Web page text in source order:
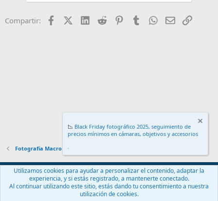
Compartir: FacebookX (Twitter)
LinkedIn
Reddit PinterestTumblr WhatsApp
EmailEnlace
Fotografía Macro
Español (ES)
Contáctanos
Términos y reglas Política de privacidad
Ayuda
📉 Black Friday fotográfico 2025, seguimiento de
precios mínimos en cámaras, objetivos y accesorios
.
Utilizamos cookies para ayudar a personalizar el contenido, adaptar la
experiencia, y si estás registrado, a mantenerte conectado.
Al continuar utilizando este sitio, estás dando tu consentimiento a nuestra
utilización de cookies.